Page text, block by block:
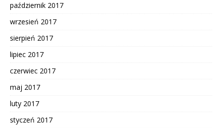
październik 2017
wrzesień 2017
sierpień 2017
lipiec 2017
czerwiec 2017
maj 2017
luty 2017
styczeń 2017